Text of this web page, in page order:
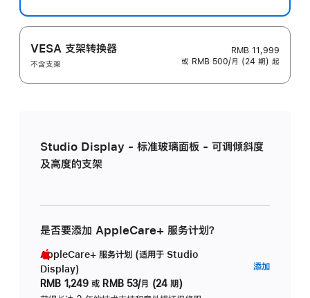
VESA 支架转换器
不含支架
RMB 11,999
或 RMB 500/月 (24 期) 起
Studio Display - 标准玻璃面板 - 可调倾斜度
及高度的支架
是否要添加 AppleCare+ 服务计划？
AppleCare+ 服务计划 (适用于 Studio
Display)
RMB 1,249 或 RMB 53/月 (24 期)
添加